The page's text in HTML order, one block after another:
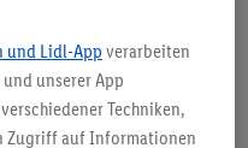
und Lidl-App verarbeiten
unserer App
Techniken,
Zugriff auf Informationen